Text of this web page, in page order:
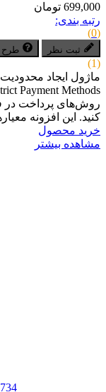
699,000 تومان
رتبه بندی:
(0)
ثبت نظر طرح
(1)
ماژول ایجاد
روش‌های پرداخت در
کنید. این افزونه
خرید محصول
مشاهده بیشتر